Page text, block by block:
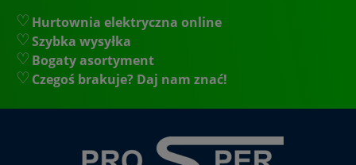
Hurtownia elektryczna online
Szybka wysyłka
Bogaty asortyment
Czegoś brakuje? Daj nam znać!